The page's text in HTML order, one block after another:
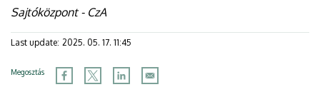
Sajtóközpont - CzA
Last update: 2025. 05. 17. 11:45
Megosztás